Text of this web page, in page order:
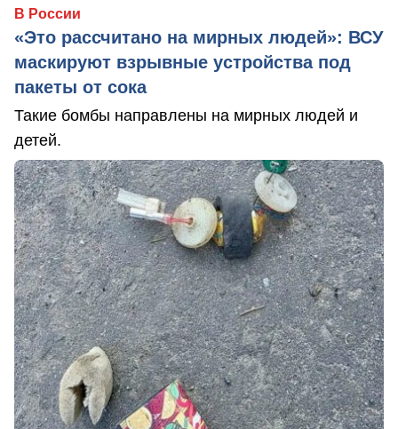
В России
«Это рассчитано на мирных людей»: ВСУ
маскируют взрывные устройства под
пакеты от сока
Такие бомбы направлены на мирных людей и
детей.